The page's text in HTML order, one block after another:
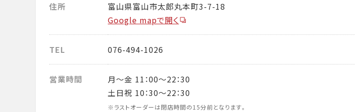
住所
富山県富山市太郎丸本町3-7-18
Google mapで開く
TEL 076-494-1026
営業時間
月～金 11：00～22：30
土日祝 10：30～22：30
※ラストオーダーは閉店時間の15分前となります。